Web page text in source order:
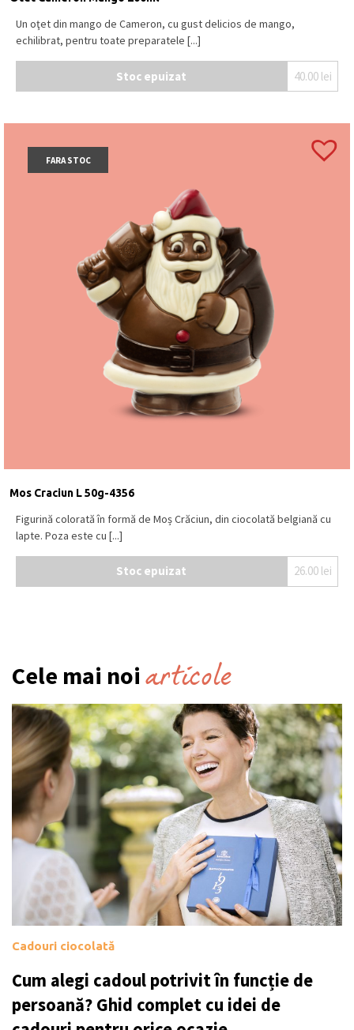
Un oţet din mango de Cameron, cu gust delicios de mango,
echilibrat, pentru toate preparatele [...]
Stoc epuizat 40.00 lei
FARA STOC
Mos Craciun L 50g-4356
Figurină colorată în formă de Moș Crăciun, din ciocolată belgiană cu
lapte. Poza este cu [...]
Stoc epuizat 26.00 lei
Cele mai noi articole
Cadouri ciocolată
Cum alegi cadoul potrivit în funcție de
persoană? Ghid complet cu idei de